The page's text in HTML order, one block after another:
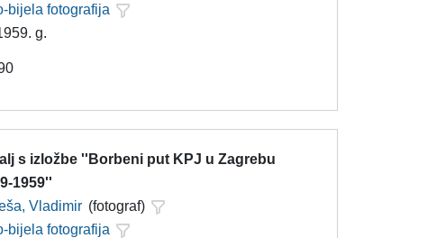
bijela fotografija
g.
s izložbe ''Borbeni put KPJ u Zagrebu
1959''
Vladimir (fotograf)
bijela fotografija